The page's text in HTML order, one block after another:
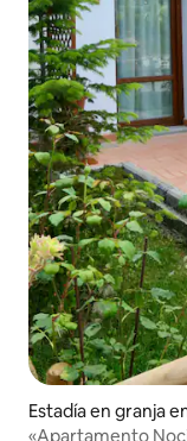
Estadía en granja
«Apartamento